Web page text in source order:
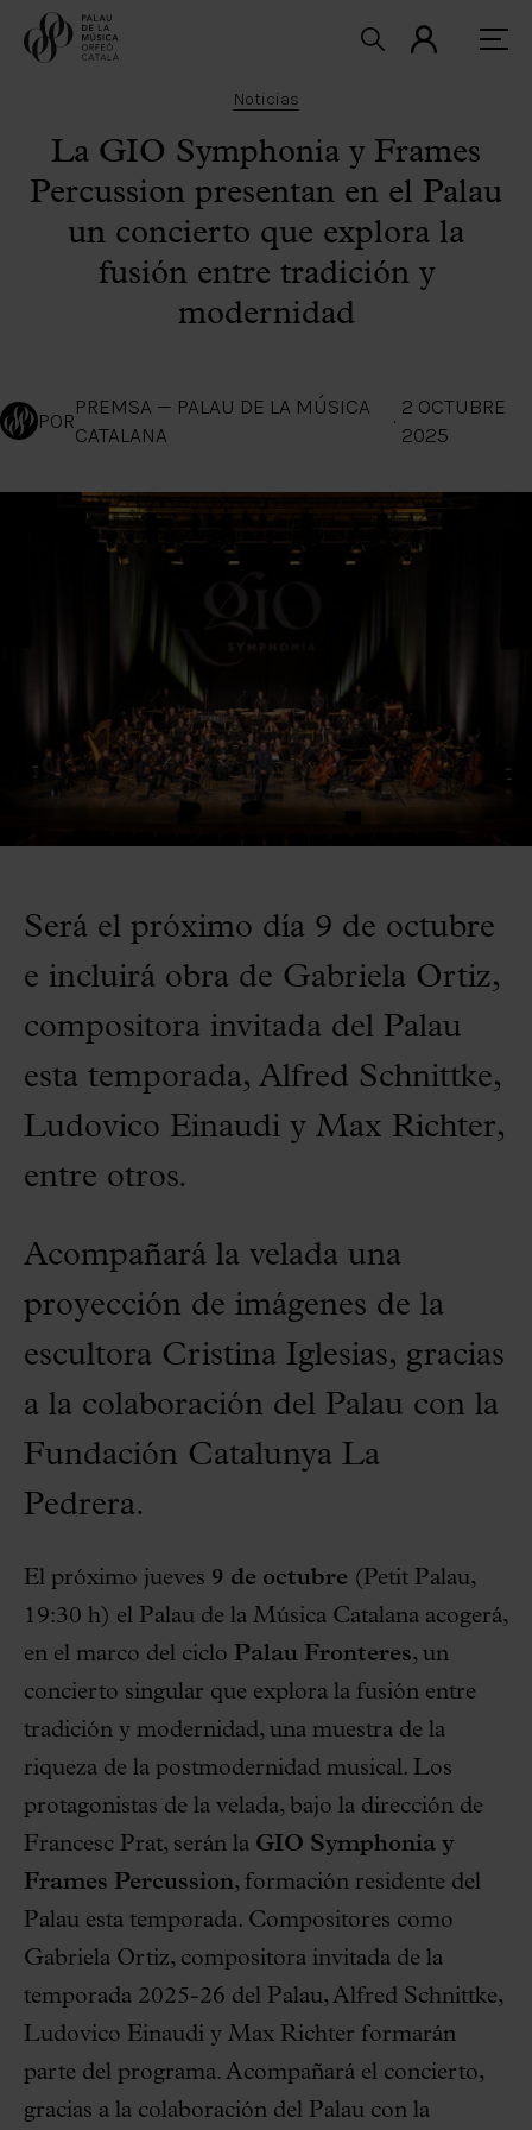
Noticias
La GIO Symphonia y Frames
Percussion presentan en el Palau
un concierto que explora la
fusión entre tradición y
modernidad
POR
PREMSA — PALAU DE LA MÚSICA
CATALANA
·
2 OCTUBRE
2025
Será el próximo día 9 de octubre
e incluirá obra de Gabriela Ortiz,
compositora invitada del Palau
esta temporada, Alfred Schnittke,
Ludovico Einaudi y Max Richter,
entre otros.
Acompañará la velada una
proyección de imágenes de la
escultora Cristina Iglesias, gracias
a la colaboración del Palau con la
Fundación Catalunya La
Pedrera.
El próximo jueves 9 de octubre (Petit Palau,
19:30 h) el Palau de la Música Catalana acogerá,
en el marco del ciclo Palau Fronteres, un
concierto singular que explora la fusión entre
tradición y modernidad, una muestra de la
riqueza de la postmodernidad musical. Los
protagonistas de la velada, bajo la dirección de
Francesc Prat, serán la GIO Symphonia y
Frames Percussion, formación residente del
Palau esta temporada. Compositores como
Gabriela Ortiz, compositora invitada de la
temporada 2025-26 del Palau, Alfred Schnittke,
Ludovico Einaudi y Max Richter formarán
parte del programa. Acompañará el concierto,
gracias a la colaboración del Palau con la